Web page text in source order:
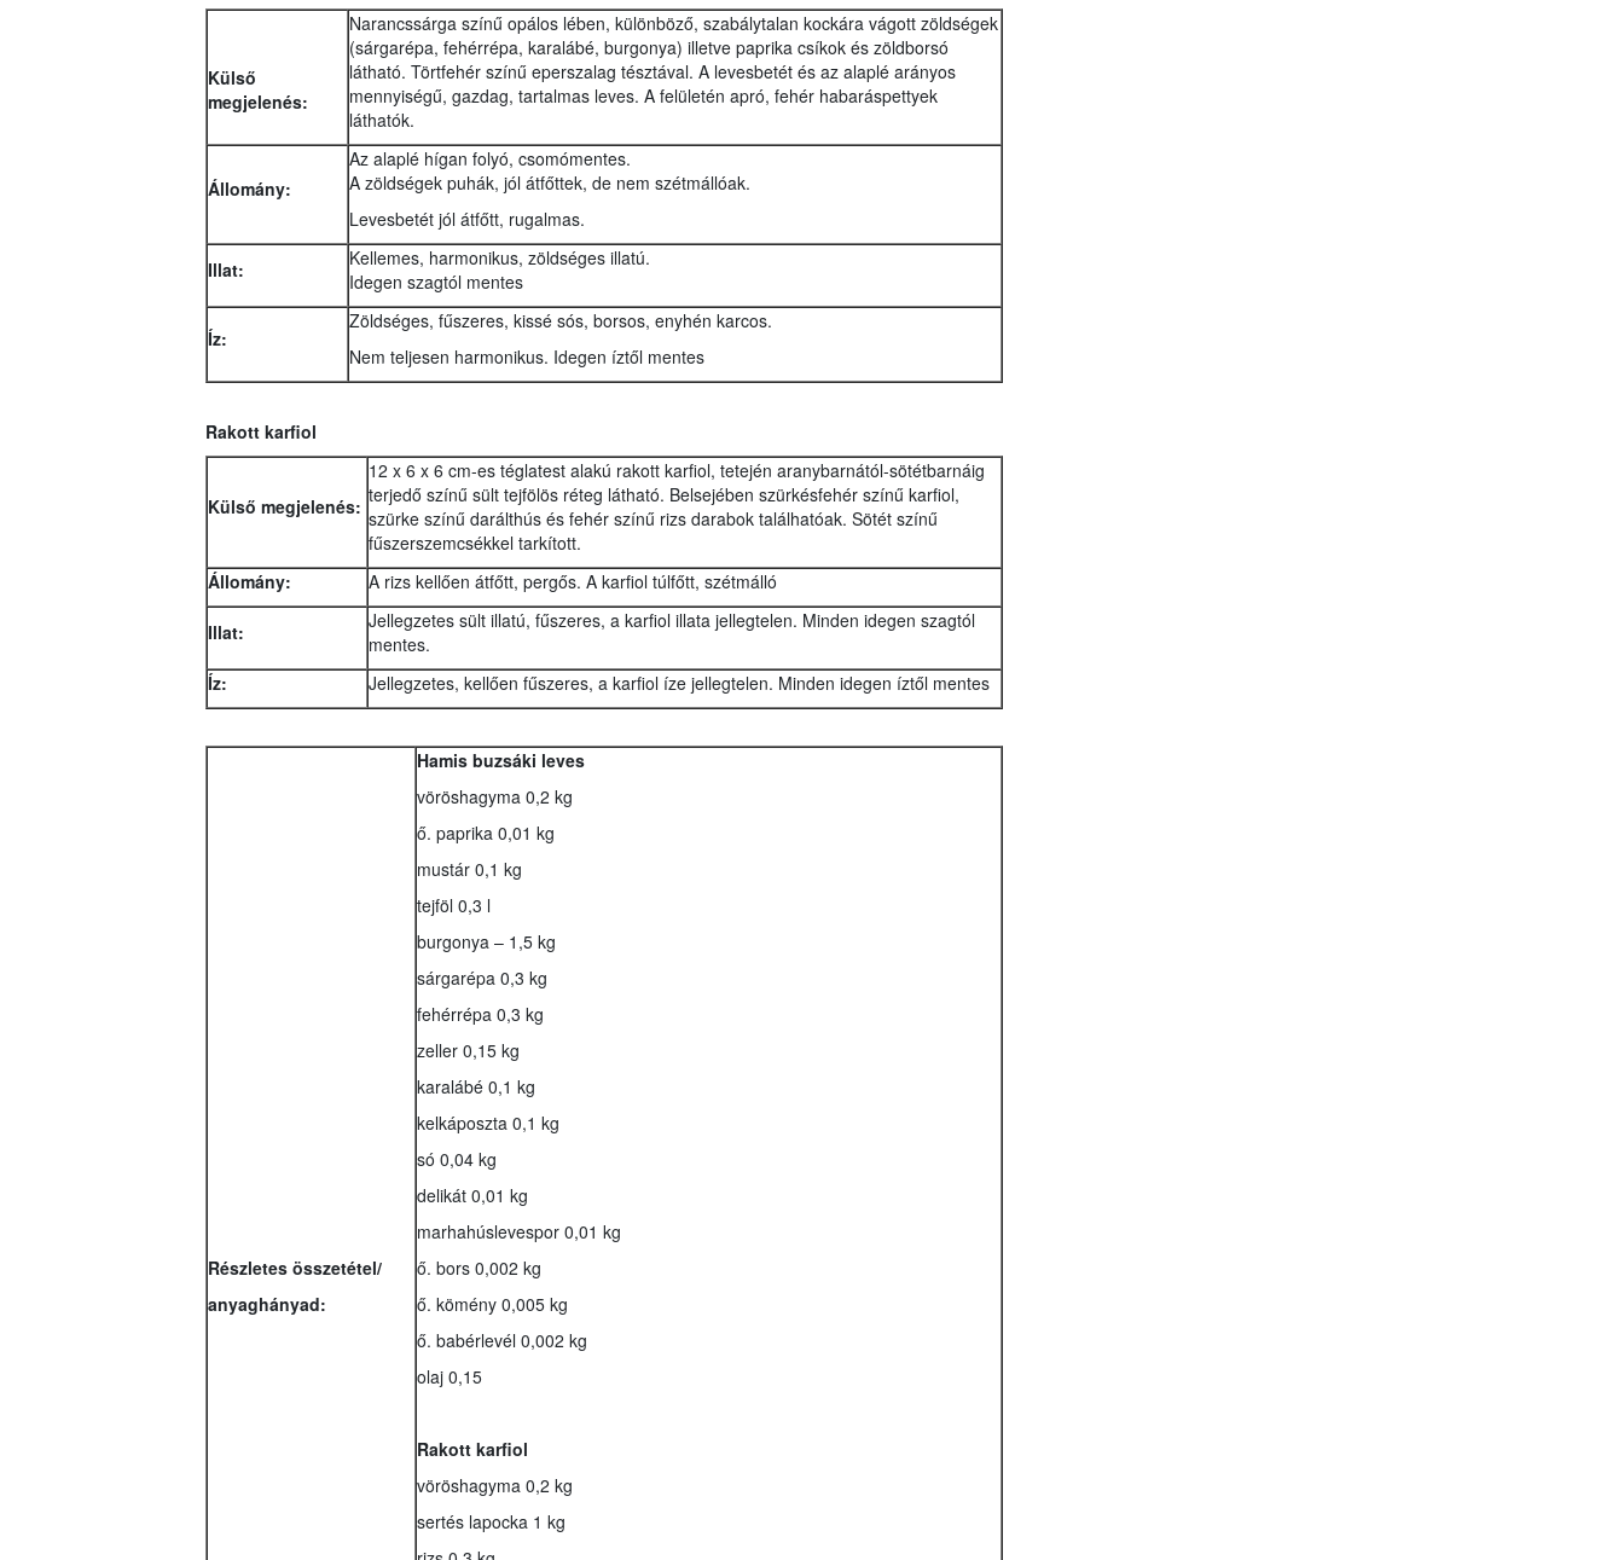
Külső
megjelenés:
Narancssárga színű opálos lében, különböző, szabálytalan kockára vágott zöldségek
(sárgarépa, fehérrépa, karalábé, burgonya) illetve paprika csíkok és zöldborsó
látható. Törtfehér színű eperszalag tésztával. A levesbetét és az alaplé arányos
mennyiségű, gazdag, tartalmas leves. A felületén apró, fehér habaráspettyek
láthatók.
Állomány:
Az alaplé hígan folyó, csomómentes.
A zöldségek puhák, jól átfőttek, de nem szétmállóak.
Levesbetét jól átfőtt, rugalmas.
Illat:
Kellemes, harmonikus, zöldséges illatú.
Idegen szagtól mentes
Íz:
Zöldséges, fűszeres, kissé sós, borsos, enyhén karcos.
Nem teljesen harmonikus. Idegen íztől mentes
Rakott karfiol
Külső megjelenés:
12 x 6 x 6 cm-es téglatest alakú rakott karfiol, tetején aranybarnától-sötétbarnáig
terjedő színű sült tejfölös réteg látható. Belsejében szürkésfehér színű karfiol,
szürke színű darálthús és fehér színű rizs darabok találhatóak. Sötét színű
fűszerszemcsékkel tarkított.
Állomány:
A rizs kellően átfőtt, pergős. A karfiol túlfőtt, szétmálló
Illat:
Jellegzetes sült illatú, fűszeres, a karfiol illata jellegtelen. Minden idegen szagtól
mentes.
Íz:
Jellegzetes, kellően fűszeres, a karfiol íze jellegtelen. Minden idegen íztől mentes
Részletes összetétel/
anyaghányad:
Hamis buzsáki leves
vöröshagyma 0,2 kg
ő. paprika 0,01 kg
mustár 0,1 kg
tejföl 0,3 l
burgonya – 1,5 kg
sárgarépa 0,3 kg
fehérrépa 0,3 kg
zeller 0,15 kg
karalábé 0,1 kg
kelkáposzta 0,1 kg
só 0,04 kg
delikát 0,01 kg
marhahúslevespor 0,01 kg
ő. bors 0,002 kg
ő. kömény 0,005 kg
ő. babérlevél 0,002 kg
olaj 0,15
Rakott karfiol
vöröshagyma 0,2 kg
sertés lapocka 1 kg